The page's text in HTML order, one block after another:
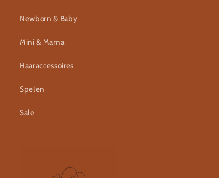
Newborn & Baby
Mini & Mama
Haaraccessoires
Spelen
Sale